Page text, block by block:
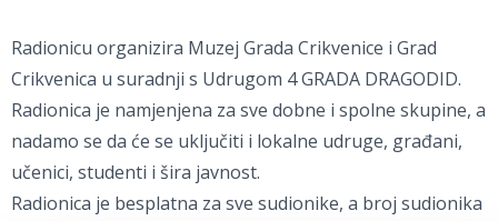
Radionicu organizira Muzej Grada Crikvenice i Grad
Crikvenica u suradnji s Udrugom 4 GRADA DRAGODID.
Radionica je namjenjena za sve dobne i spolne skupine, a
nadamo se da će se uključiti i lokalne udruge, građani,
učenici, studenti i šira javnost.
Radionica je besplatna za sve sudionike, a broj sudionika